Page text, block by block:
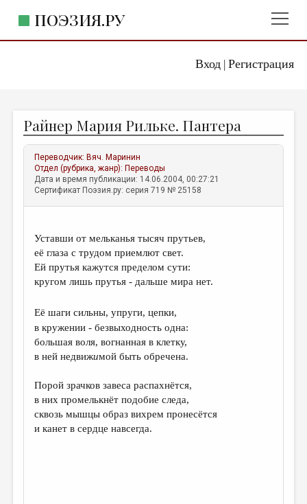
Вход| Регистрация
ПОЭЗИЯ.РУ
ЖАНРЫ
АВТОРЫ
КОММЕНТАРИИ
ЛИТСАЛОН
ПРАВИЛА САЙТА
ОТДЕЛЫ И РУБРИКИ
ДАЙДЖЕСТ
ПРОИЗВЕДЕНИЯ
КОНКУРСЫ
ДЕТСКАЯ КОМНАТА
Райнер Мария Рильке. Пантера
Переводчик: Вяч. Маринин
Отдел (рубрика, жанр): Переводы
Дата и время публикации: 14.06.2004, 00:27:21
Сертификат Поэзия.ру: серия 719 № 25158
Уставши от мельканья тысяч прутьев,
её глаза c трудом приемлют свет.
Ей прутья кажутся пределом сути:
кругом лишь прутья - дальше мира нет.
Её шаги сильны, упруги, цепки,
в кружении - безвыходность одна:
большая воля, вогнанная в клетку,
в ней недвижимой быть обречена.
Порой зрачков завеса распахнётся,
в них промелькнёт подобие следа,
сквозь мышцы образ вихрем пронесётся
и канет в сердце навсегда.